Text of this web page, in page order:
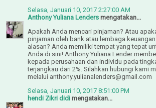
Selasa, Januari 10, 2017 2:27:00 AM
Anthony Yuliana Lenders mengatakan...
Apakah Anda mencari pinjaman? Atau
pinjaman oleh bank atau lembaga
alasan? Anda memiliki tempat yang tepat
Anda di sini! Anthony Yuliana Lender
kepada perusahaan dan individu pada
terjangkau dari 2%. Silahkan hubungi kami
melalui anthony.yulianalenders@gmail.com
Selasa, Januari 10, 2017 8:51:00 PM
hendi Zikri didi mengatakan...